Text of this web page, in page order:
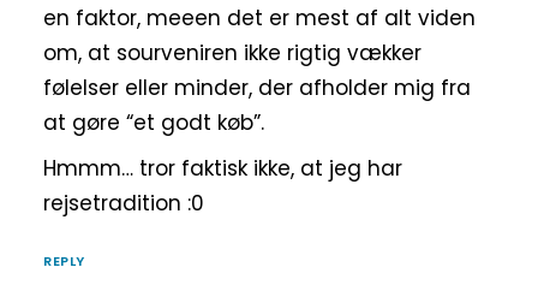
en faktor, meeen det er mest af alt viden
om, at sourveniren ikke rigtig vækker
følelser eller minder, der afholder mig fra
at gøre “et godt køb”.
Hmmm… tror faktisk ikke, at jeg har
rejsetradition :0
REPLY